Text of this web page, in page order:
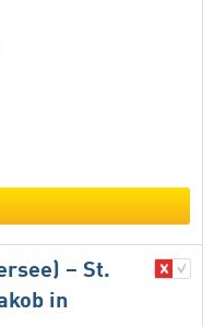
– St.
in